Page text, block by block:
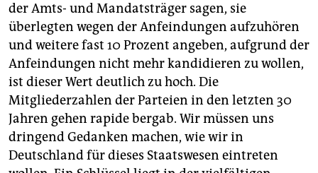
der Amts- und Mandatsträger sagen, sie
überlegten wegen der Anfeindungen aufzuhören
und weitere fast 10 Prozent angeben, aufgrund der
Anfeindungen nicht mehr kandidieren zu wollen,
ist dieser Wert deutlich zu hoch. Die
Mitgliederzahlen der Parteien in den letzten 30
Jahren gehen rapide bergab. Wir müssen uns
dringend Gedanken machen, wie wir in
Deutschland für dieses Staatswesen eintreten